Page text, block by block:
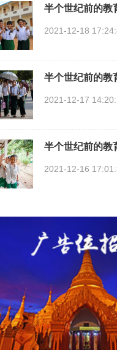
半个世纪前的教
2021-12-18
半个世纪前的教
2021-12-17
半个世纪前的教
2021-12-16